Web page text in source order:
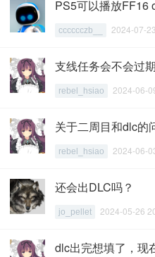
PS5可以播放FF16
cccccczb__ 2024-07-
支线任务会不会过
rebel_hsiao 2024-06-
关于二周目和dlc的
rebel_hsiao 2024-06-
还会出DLC吗？
jo_pellet 2024-05-26
dlc出完想填了，现